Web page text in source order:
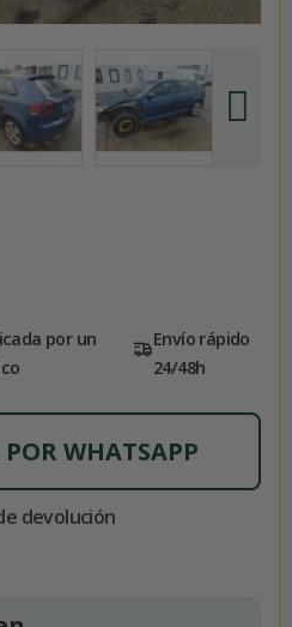
por un
Envío rápido
24/48h
WHATSAPP
devolución